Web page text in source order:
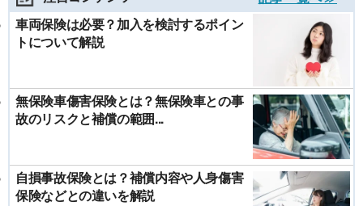
車両保険は必要？加入を検討するポイン
トについて解説
無保険車傷害保険とは？無保険車との事
故のリスクと補償の範囲...
自損事故保険とは？補償内容や人身傷害
保険などとの違いを解説